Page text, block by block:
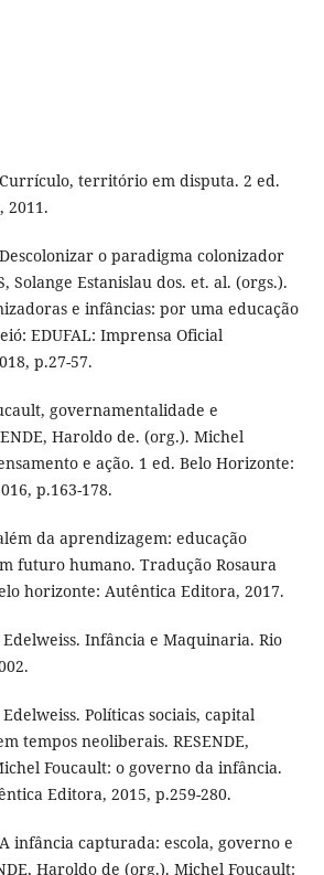
Currículo, território em disputa. 2 ed.
2011.
Descolonizar o paradigma colonizador
Solange Estanislau dos. et. al. (orgs.).
e infâncias: por uma educação
EDUFAL: Imprensa Oficial
p.27-57.
governamentalidade e
Haroldo de. (org.). Michel
e ação. 1 ed. Belo Horizonte:
p.163-178.
da aprendizagem: educação
futuro humano. Tradução Rosaura
horizonte: Autêntica Editora, 2017.
Edelweiss. Infância e Maquinaria. Rio
Políticas sociais, capital
tempos neoliberais. RESENDE,
Foucault: o governo da infância.
Editora, 2015, p.259-280.
infância capturada: escola, governo e
Haroldo de (org.). Michel Foucault: